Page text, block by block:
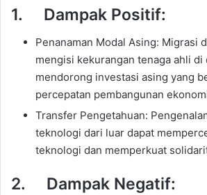
1. Dampak Positif:
Penanaman Modal Asing: Migrasi
mengisi kekurangan tenaga ahli di
mendorong investasi asing yang
percepatan pembangunan
Transfer Pengetahuan:
teknologi dari luar dapat
teknologi dan memperkuat
2. Dampak Negatif: